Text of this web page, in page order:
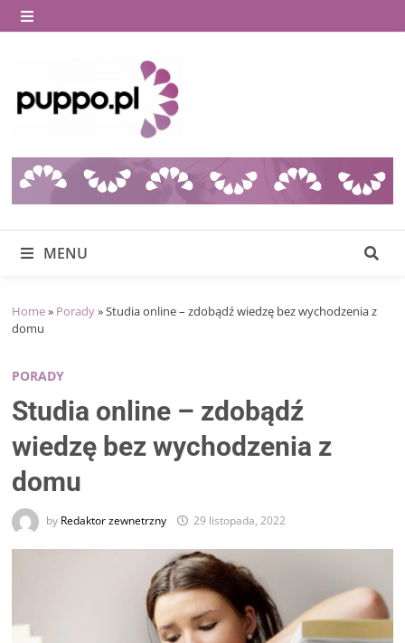
Skip
to
MENU
MENU
Home» Porady»Studia online – zdobądź wiedzę bez wychodzenia z
domu
PORADY
Studia online – zdobądź
wiedzę bez wychodzenia z
domu
by Redaktor zewnetrzny 29 listopada, 2022